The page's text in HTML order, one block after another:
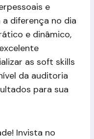
e
diferença no dia
e dinâmico,
as soft skills
da auditoria
para sua
Invista no